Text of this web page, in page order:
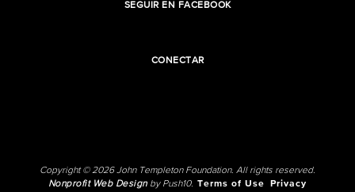
SEGUIR EN FACEBOOK
CONECTAR
Copyright © 2026 John Templeton Foundation. All rights reserved.
Nonprofit Web Designby Push10. Terms of Use
Privacy